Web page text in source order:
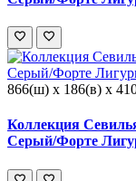
866(ш) x 186(в) x
Коллекция
Серый/Форте